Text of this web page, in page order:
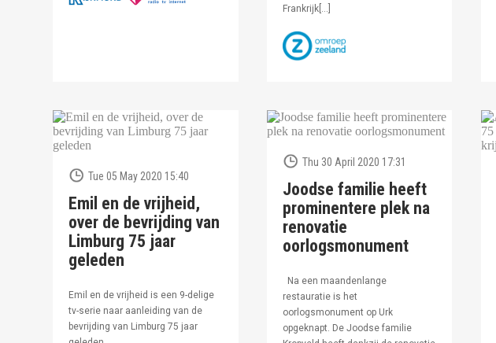
Frankrijk[…]
Tue 05 May 2020 15:40
Emil en de vrijheid,
over de bevrijding van
Limburg 75 jaar
geleden
Emil en de vrijheid is een 9-delige
tv-serie naar aanleiding van de
bevrijding van Limburg 75 jaar
Thu 30 April 2020 17:31
Joodse familie heeft
prominentere plek na
renovatie
oorlogsmonument
Na een maandenlange
restauratie is het
oorlogsmonument op Urk
opgeknapt. De Joodse familie